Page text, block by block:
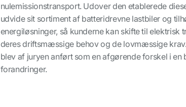
nulemissionstransport. Udover den etablerede
udvide sit sortiment af batteridrevne lastbiler og
energiløsninger, så kunderne kan skifte til elektrisk
deres driftsmæssige behov og de lovmæssige
blev af juryen anført som en afgørende forskel i en
forandringer.